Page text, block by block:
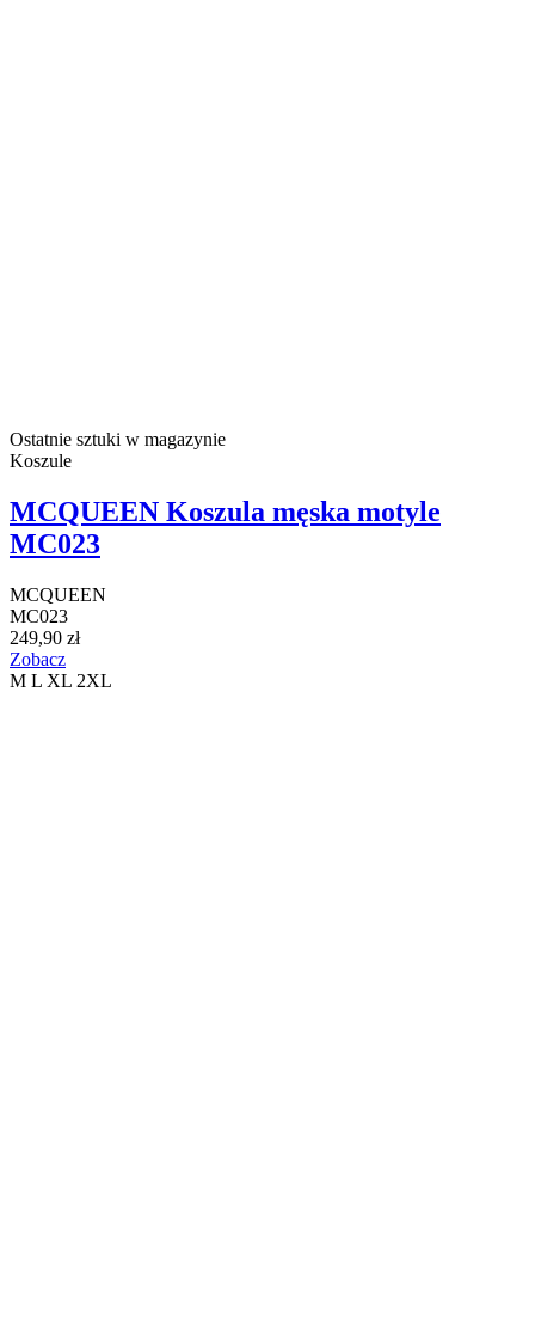
Ostatnie sztuki w magazynie
Koszule
MCQUEEN Koszula męska motyle
MC023
MCQUEEN
MC023
249,90 zł
Zobacz
M L XL 2XL